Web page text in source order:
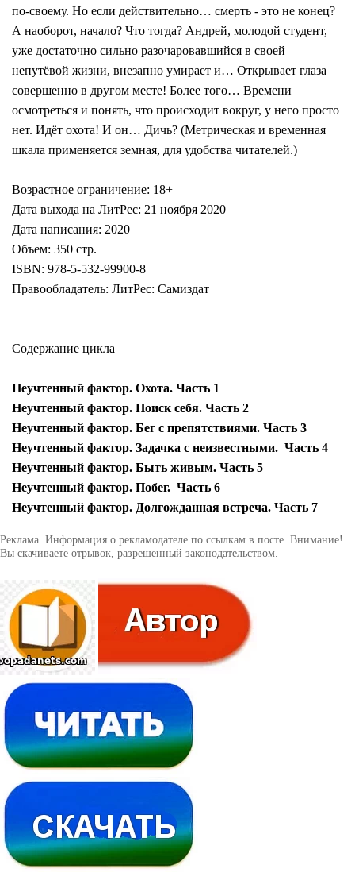
по-своему. Но если действительно… смерть - это не конец?
А наоборот, начало? Что тогда? Андрей, молодой студент,
уже достаточно сильно разочаровавшийся в своей
непутёвой жизни, внезапно умирает и… Открывает глаза
совершенно в другом месте! Более того… Времени
осмотреться и понять, что происходит вокруг, у него просто
нет. Идёт охота! И он… Дичь? (Метрическая и временная
шкала применяется земная, для удобства читателей.)
Возрастное ограничение: 18+
Дата выхода на ЛитРес: 21 ноября 2020
Дата написания: 2020
Объем: 350 стр.
ISBN: 978-5-532-99900-8
Правообладатель: ЛитРес: Самиздат
Содержание цикла
Неучтенный фактор. Охота. Часть 1
Неучтенный фактор. Поиск себя. Часть 2
Неучтенный фактор. Бег с препятствиями. Часть 3
Неучтенный фактор. Задачка с неизвестными. Часть 4
Неучтенный фактор. Быть живым. Часть 5
Неучтенный фактор. Побег. Часть 6
Неучтенный фактор. Долгожданная встреча. Часть 7
Реклама. Информация о рекламодателе по ссылкам в посте. Внимание!
Вы скачиваете отрывок, разрешенный законодательством.